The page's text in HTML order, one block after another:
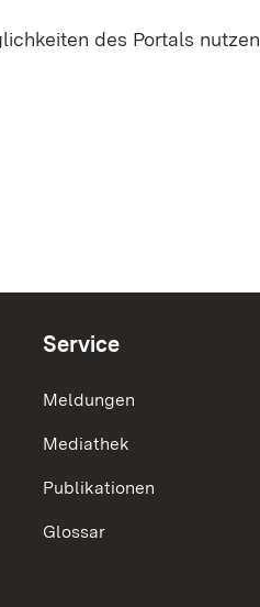
des Portals nutzen
Service
Meldungen
Mediathek
Publikationen
Glossar